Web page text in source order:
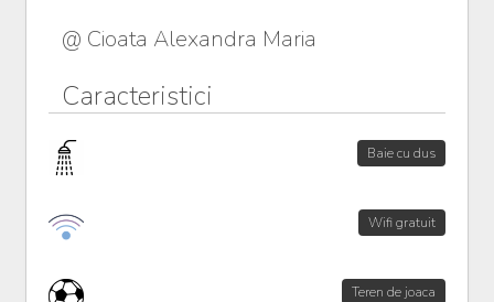
@ Cioata Alexandra Maria
Caracteristici
Baie cu dus
Wifi gratuit
Teren de joaca